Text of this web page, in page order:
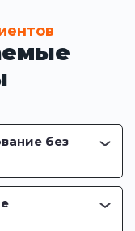
без